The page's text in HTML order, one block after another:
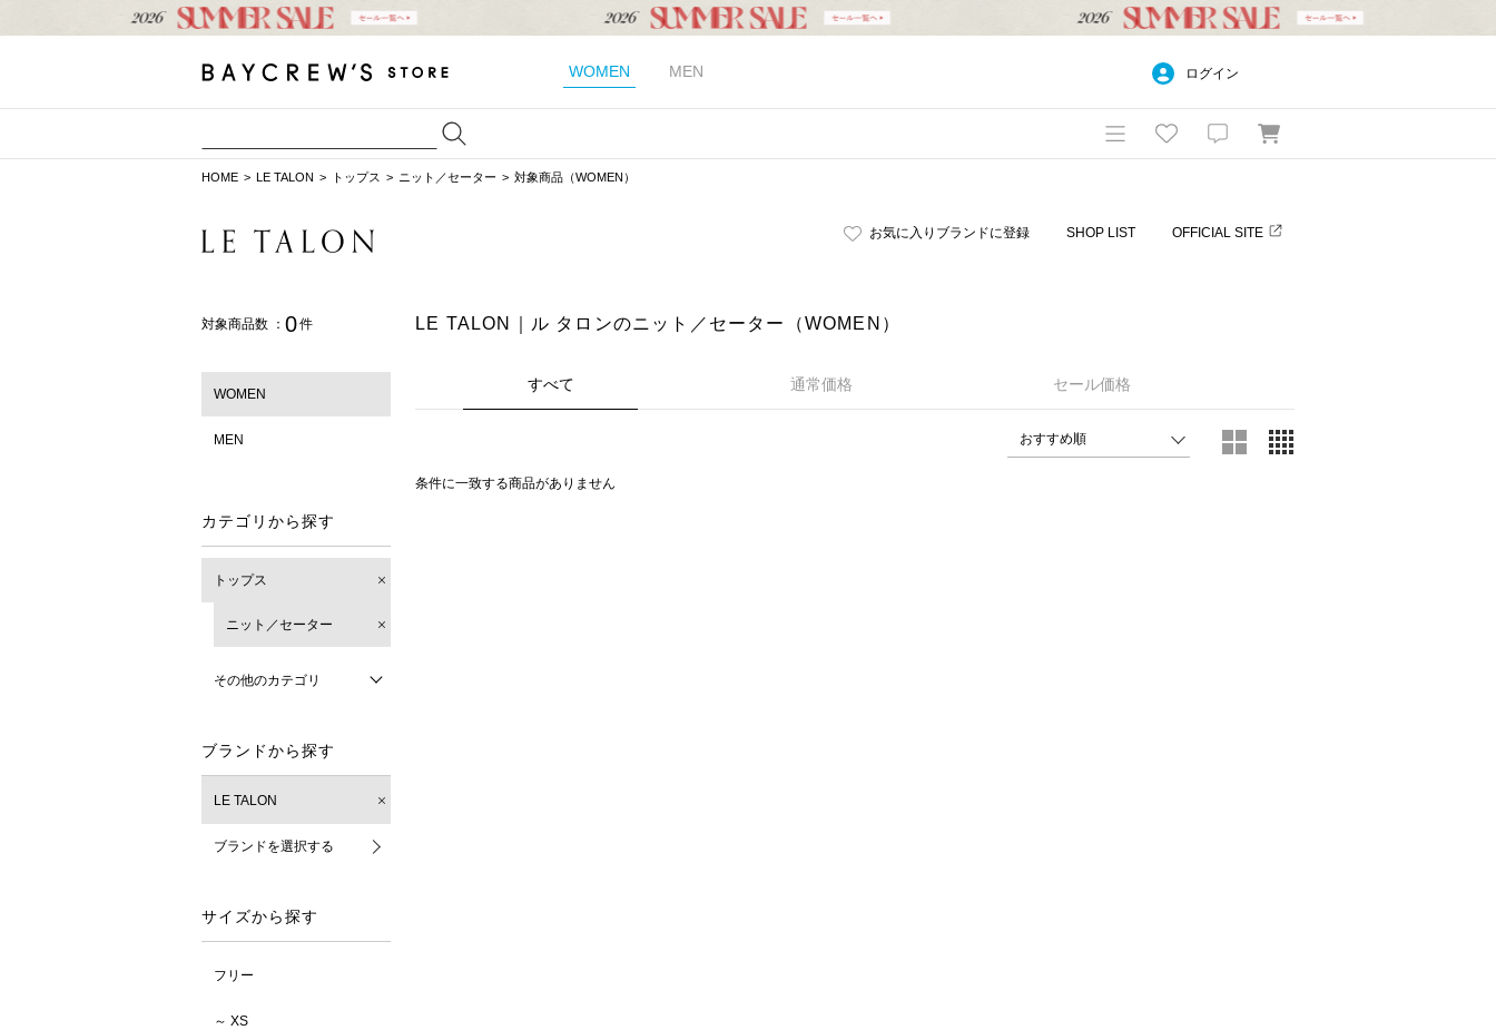
WOMEN MEN ログイン
HOME LE TALON トップス ニット／セーター 対象商品（WOMEN）
お気に入りブランドに登録 SHOP LIST OFFICIAL SITE
対象商品数 ： 0件
WOMEN
MEN
カテゴリから探す
トップス
ニット／セーター
その他のカテゴリ
ブランドから探す
LE TALON
ブランドを選択する
サイズから探す
フリー
～ XS
LE TALON｜ル タロンのニット／セーター（WOMEN）
すべて 通常価格 セール価格
条件に一致する商品がありません